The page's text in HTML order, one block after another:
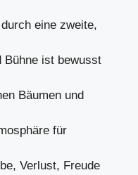
eine zweite,
Bühne ist bewusst
Bäumen und
für
Verlust, Freude